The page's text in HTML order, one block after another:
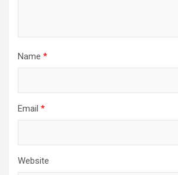
Name *
Email *
Website